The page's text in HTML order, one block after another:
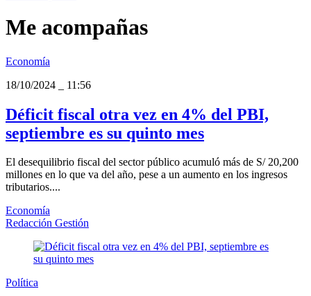
Me acompañas
Economía
18/10/2024
11:56
Déficit fiscal otra vez en 4% del PBI,
septiembre es su quinto mes
El desequilibrio fiscal del sector público acumuló más de S/ 20,200
millones en lo que va del año, pese a un aumento en los ingresos
tributarios....
Economía
Redacción Gestión
Política